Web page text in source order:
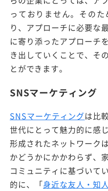
っておりません。その
り、アプローチに必要な
に寄り添ったアプローチ
き出していくことで、そ
とができます。
SNSマーケティング
SNSマーケティングは比
世代にとって魅力的に感
形成されたネットワーク
かどうかにかかわらず、
コミュニティに基づいて
的に、「身近な友人・知